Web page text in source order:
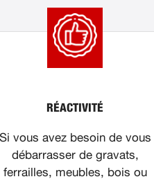
RÉACTIVITÉ
Si vous avez besoin de vous
débarrasser de gravats,
ferrailles, meubles, bois ou